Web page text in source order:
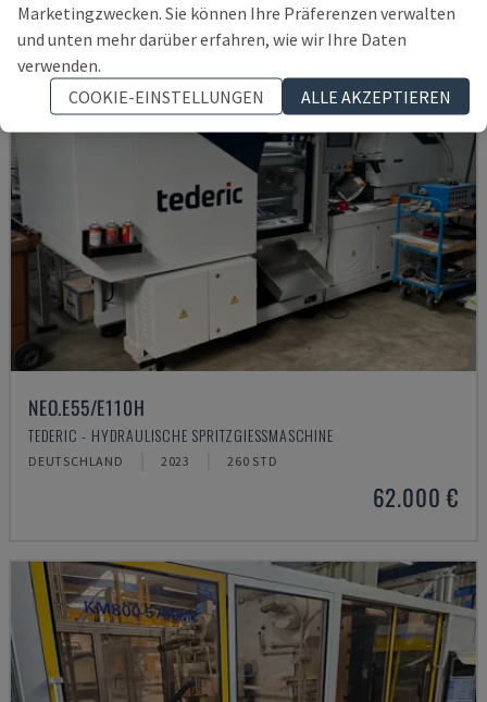
NEO.E55/E110H
TEDERIC - HYDRAULISCHE SPRITZGIESSMASCHINE
DEUTSCHLAND 2023 260 STD
62.000 €
Marketingzwecken. Sie können Ihre Präferenzen verwalten
und unten mehr darüber erfahren, wie wir Ihre Daten
verwenden.
COOKIE-EINSTELLUNGEN
ALLE AKZEPTIEREN